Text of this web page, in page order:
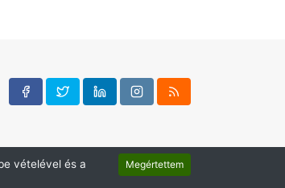
vételével és a
Megértettem